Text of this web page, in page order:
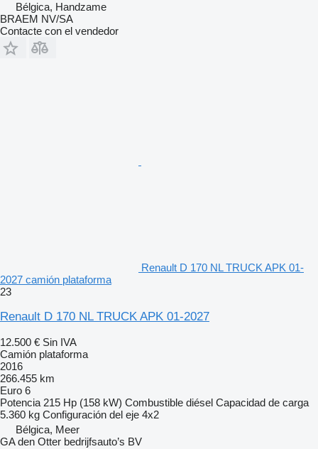
Bélgica, Handzame
BRAEM NV/SA
Contacte con el vendedor
Renault D 170 NL TRUCK APK 01-
2027 camión plataforma
23
Renault D 170 NL TRUCK APK 01-2027
12.500 € Sin IVA
Camión plataforma
2016
266.455 km
Euro 6
Potencia 215 Hp (158 kW) Combustible diésel Capacidad de carga
5.360 kg Configuración del eje 4x2
Bélgica, Meer
GA den Otter bedrijfsauto’s BV